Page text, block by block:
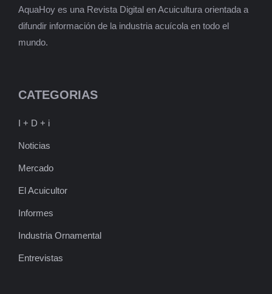
AquaHoy es una Revista Digital en Acuicultura orientada a
difundir información de la industria acuícola en todo el
mundo.
CATEGORIAS
I + D + i
Noticias
Mercado
El Acuicultor
Informes
Industria Ornamental
Entrevistas